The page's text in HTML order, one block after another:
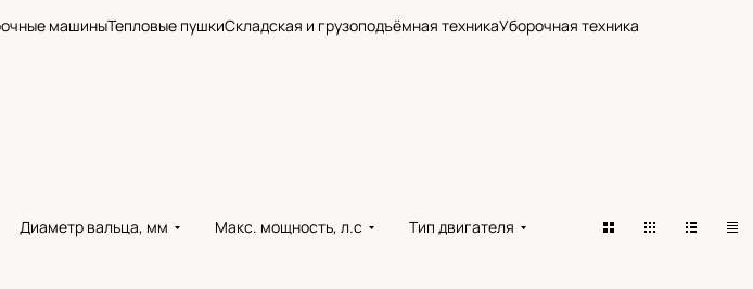
машиныТепловые пушкиСкладская и грузоподъёмная техникаУборочная техника
Диаметр вальца, мм Макс. мощность, л.с
Тип двигателя